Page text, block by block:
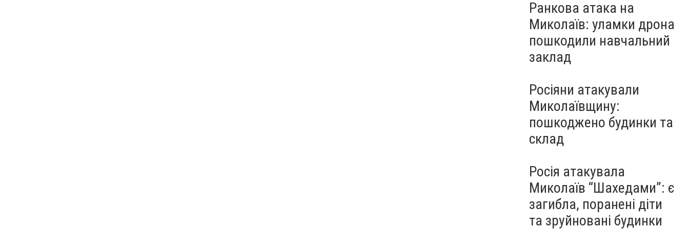
Ранкова атака на
Миколаїв: уламки дрона
пошкодили навчальний
заклад
Росіяни атакували
Миколаївщину:
пошкоджено будинки та
склад
Росія атакувала
Миколаїв “Шахедами”: є
загибла, поранені діти
та зруйновані будинки